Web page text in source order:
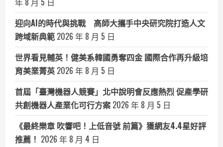
迎向AI的時代與挑戰 高師大攜手中央研究院打造人文
跨域新典範 2026 年 8 月 5 日
世界看見輔英！健美系韓國勇奪四金 國際合作再升級培
育美業菁英 2026 年 8 月 5 日
首屆「臺灣機器人競賽」北中說明會反應熱烈 促產學研
共創機器人產業化可行方案 2026 年 8 月 5 日
《最終樂章 吹響吧！上低音號 前篇》獲網友4.4星好評
推薦！ 2026 年 8 月 4 日